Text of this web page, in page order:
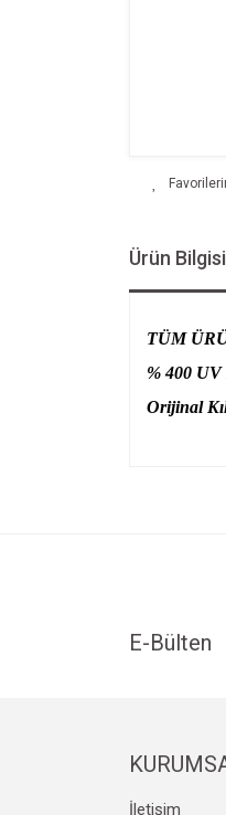
Ürün Bilgisi
TÜM
% 400 UV
Orijinal
Bu
E-Bülten
İletişim